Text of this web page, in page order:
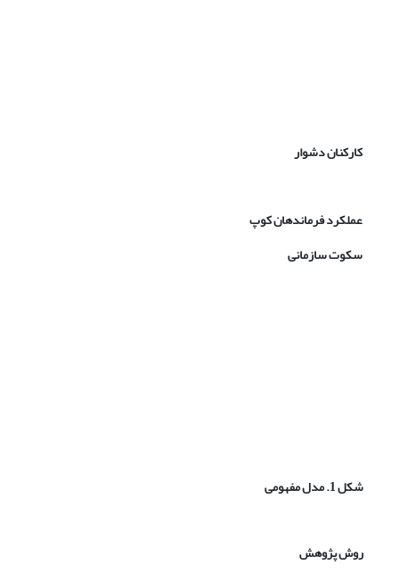
کارکنان دشوار
عملکرد فرماندهان کوپ
سکوت سازمانی
شکل 1. مدل مفهومی
روش پژوهش